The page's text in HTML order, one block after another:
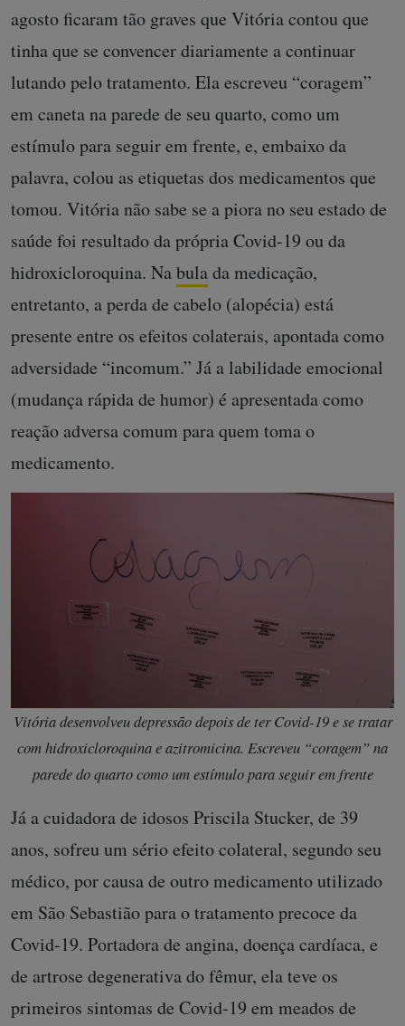
agosto ficaram tão graves que Vitória contou que
tinha que se convencer diariamente a continuar
lutando pelo tratamento. Ela escreveu “coragem”
em caneta na parede de seu quarto, como um
estímulo para seguir em frente, e, embaixo da
palavra, colou as etiquetas dos medicamentos que
tomou. Vitória não sabe se a piora no seu estado de
saúde foi resultado da própria Covid-19 ou da
hidroxicloroquina. Nabulada medicação,
entretanto, a perda de cabelo (alopécia) está
presente entre os efeitos colaterais, apontada como
adversidade “incomum.” Já a labilidade emocional
(mudança rápida de humor) é apresentada como
reação adversa comum para quem toma o
medicamento.
Vitória desenvolveu depressão depois de ter Covid-19 e se tratar
com hidroxicloroquina e azitromicina. Escreveu “coragem” na
parede do quarto como um estímulo para seguir em frente
Já a cuidadora de idosos Priscila Stucker, de 39
anos, sofreu um sério efeito colateral, segundo seu
médico, por causa de outro medicamento utilizado
em São Sebastião para o tratamento precoce da
Covid-19. Portadora de angina, doença cardíaca, e
de artrose degenerativa do fêmur, ela teve os
primeiros sintomas de Covid-19 em meados de